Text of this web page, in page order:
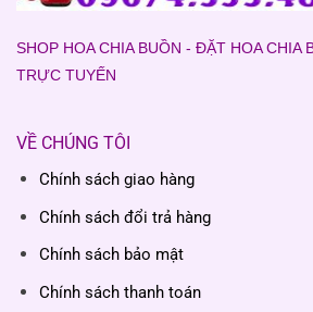
SHOP HOA CHIA BUỒN - ĐẶT HOA CHIA
TRỰC TUYẾN
VỀ CHÚNG TÔI
Chính sách giao hàng
Chính sách đổi trả hàng
Chính sách bảo mật
Chính sách thanh toán